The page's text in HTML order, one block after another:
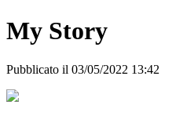
My Story
Pubblicato il 03/05/2022 13:42